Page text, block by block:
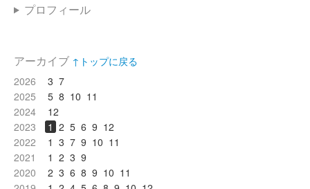
プロフィール
アーカイブ ↑トップに戻る
2026
3 7
2025
5 8 10 11
2024
12
2023
1 2 5 6 9 12
2022
1 3 7 9 10 11
2021
1 2 3 9
2020
2 3 6 8 9 10 11